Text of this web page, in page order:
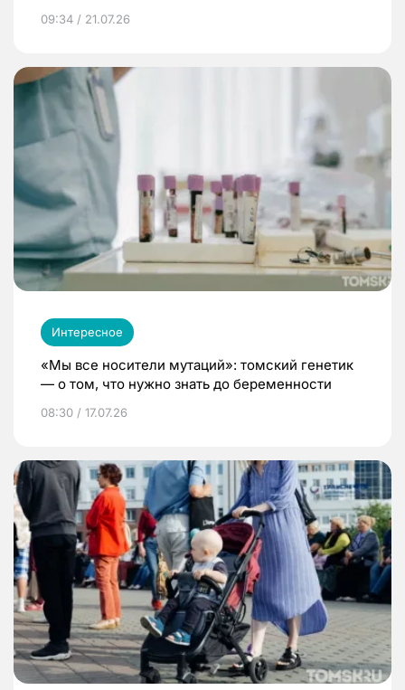
09:34 / 21.07.26
Интересное
«Мы все носители мутаций»: томский генетик
— о том, что нужно знать до беременности
08:30 / 17.07.26